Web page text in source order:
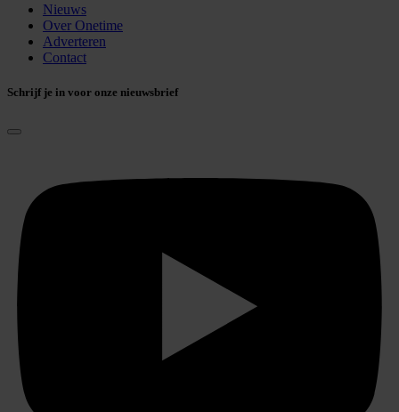
Nieuws
Over Onetime
Adverteren
Contact
Schrijf je in voor onze nieuwsbrief